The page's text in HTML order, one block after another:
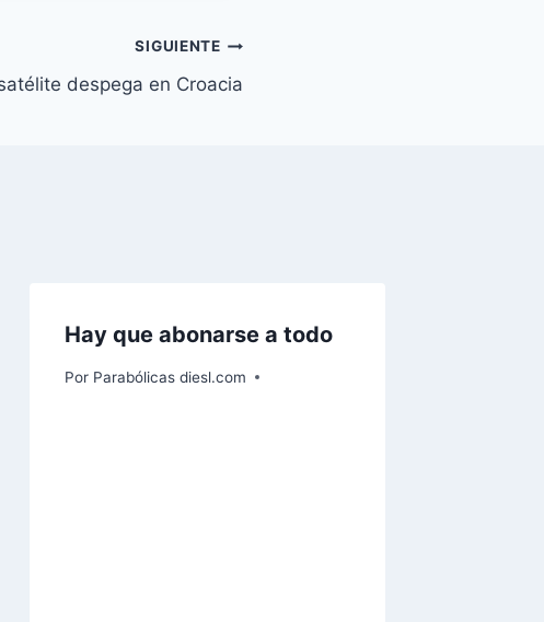
SIGUIENTE
despega en Croacia
Hay que abonarse a todo
Por Parabólicas diesl.com